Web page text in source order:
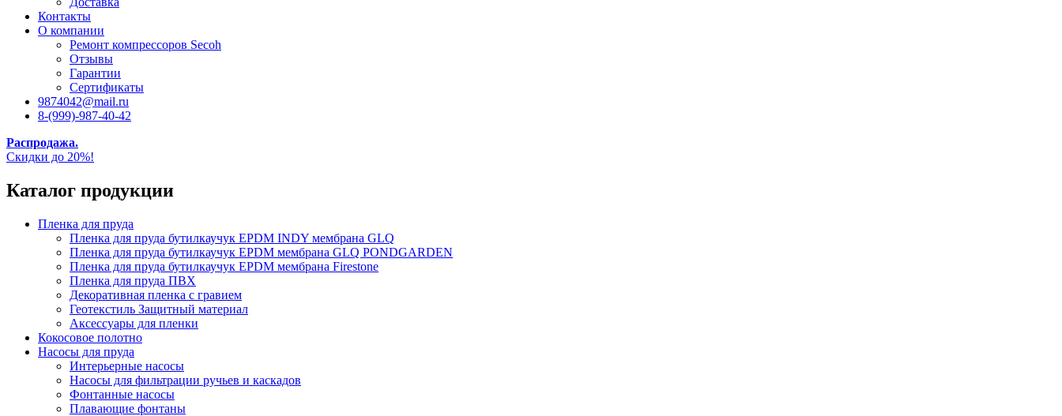
Контакты
О компании
Ремонт компрессоров Secoh
Отзывы
Гарантии
Сертификаты
9874042@mail.ru
8-(999)-987-40-42
Распродажа.
Скидки до 20%!
Каталог продукции
Пленка для пруда
Пленка для пруда бутилкаучук EPDM INDY мембрана GLQ
Пленка для пруда бутилкаучук EPDM мембрана GLQ PONDGARDEN
Пленка для пруда бутилкаучук EPDM мембрана Firestone
Пленка для пруда ПВХ
Декоративная пленка с гравием
Геотекстиль Защитный материал
Аксессуары для пленки
Кокосовое полотно
Насосы для пруда
Интерьерные насосы
Насосы для фильтрации ручьев и каскадов
Фонтанные насосы
Плавающие фонтаны